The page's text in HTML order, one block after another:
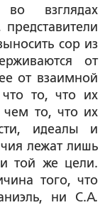
взглядах
сор из
от
от взаимной
что то, что их
чем то, что их
идеалы и
лежат лишь
той же цели.
того, что
ни С.А.